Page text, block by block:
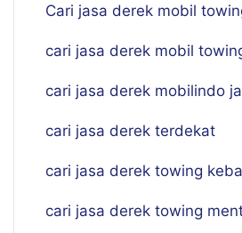
Cari jasa derek mobil
cari jasa derek mobil
cari jasa derek mobilindo
cari jasa derek terdekat
cari jasa derek towing
cari jasa derek towing